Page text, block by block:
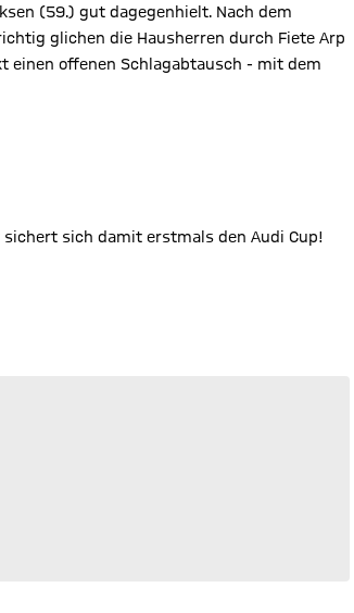
(59.) gut dagegenhielt. Nach dem
glichen die Hausherren durch Fiete Arp
einen offenen Schlagabtausch - mit dem
sich damit erstmals den Audi Cup!